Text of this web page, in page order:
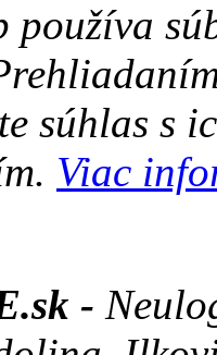
používa
súhlas s
Viac
-